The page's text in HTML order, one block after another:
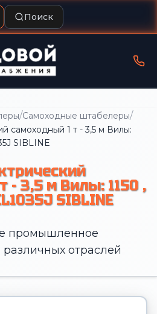
Поиск
/Самоходные штабелеры/
самоходный 1 т - 3,5 м Вилы:
SIBLINE
- 3,5 м Вилы: 1150 ,
SIBLINE
промышленное
отраслей